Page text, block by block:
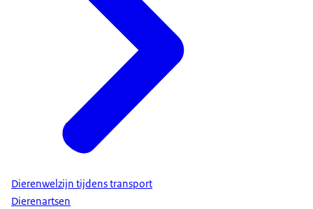
Dierenwelzijn tijdens transport
Dierenartsen